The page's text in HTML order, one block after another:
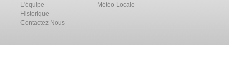
L'équipe
Historique
Contactez Nous
Météo Locale